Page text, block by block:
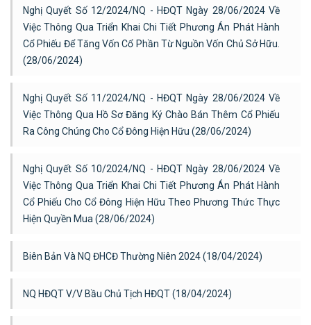
Nghị Quyết Số 12/2024/NQ - HĐQT Ngày 28/06/2024 Về
Việc Thông Qua Triển Khai Chi Tiết Phương Án Phát Hành
Cổ Phiếu Để Tăng Vốn Cổ Phần Từ Nguồn Vốn Chủ Sở Hữu.
(28/06/2024)
Nghị Quyết Số 11/2024/NQ - HĐQT Ngày 28/06/2024 Về
Việc Thông Qua Hồ Sơ Đăng Ký Chào Bán Thêm Cổ Phiếu
Ra Công Chúng Cho Cổ Đông Hiện Hữu (28/06/2024)
Nghị Quyết Số 10/2024/NQ - HĐQT Ngày 28/06/2024 Về
Việc Thông Qua Triển Khai Chi Tiết Phương Án Phát Hành
Cổ Phiếu Cho Cổ Đông Hiện Hữu Theo Phương Thức Thực
Hiện Quyền Mua (28/06/2024)
Biên Bản Và NQ ĐHCĐ Thường Niên 2024 (18/04/2024)
NQ HĐQT V/v Bầu Chủ Tịch HĐQT (18/04/2024)